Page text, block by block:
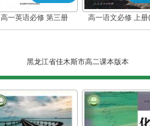
高一英语必修 第三册 高一语文必修 上
黑龙江省佳木斯市高二课本版本